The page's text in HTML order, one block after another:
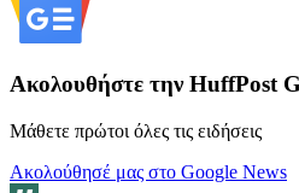
Ακολουθήστε την HuffPost
Μάθετε πρώτοι όλες τις ειδήσεις
Ακολούθησέ μας στο Google News